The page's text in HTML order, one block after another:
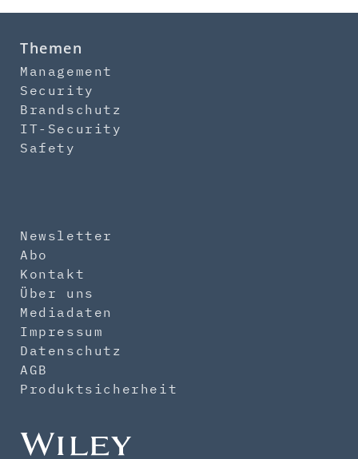
Themen
Management
Security
Brandschutz
IT-Security
Safety
Newsletter
Abo
Kontakt
Über uns
Mediadaten
Impressum
Datenschutz
AGB
Produktsicherheit